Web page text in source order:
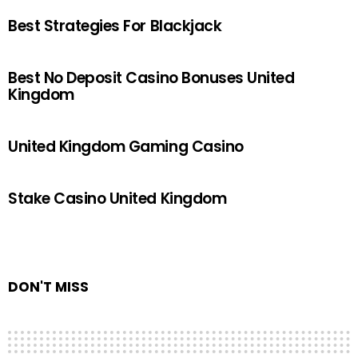
Best Strategies For Blackjack
Best No Deposit Casino Bonuses United
Kingdom
United Kingdom Gaming Casino
Stake Casino United Kingdom
DON'T MISS